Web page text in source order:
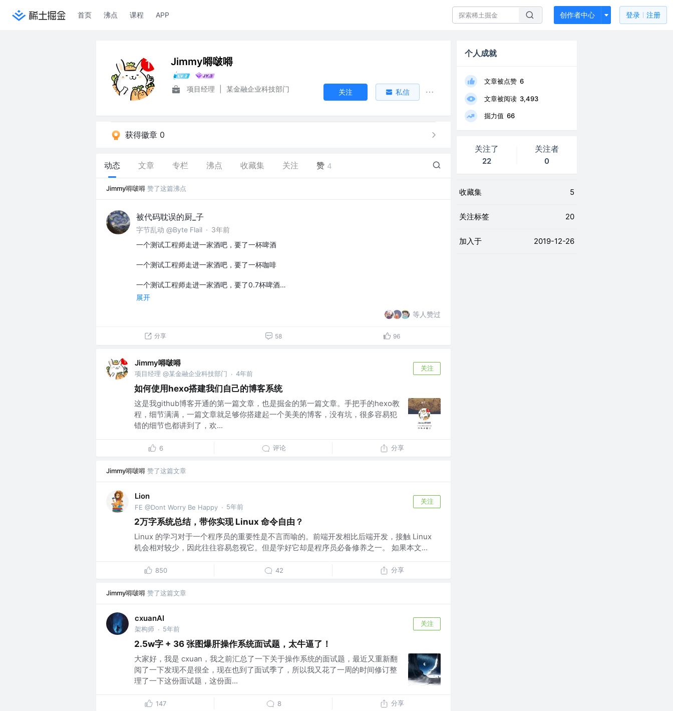
首页 沸点 课程 APP 创作者中心 登录 注册
Jimmy嘚啵嘚
项目经理 某金融企业科技部门 关注 私信
获得徽章 0
动态 文章 专栏 沸点 收藏集 关注 赞 4
Jimmy嘚啵嘚 赞了这篇沸点
被代码耽误的厨_子
字节乱动 @Byte Flail · 3年前
一个测试工程师走进一家酒吧，要了一杯啤酒
一个测试工程师走进一家酒吧，要了一杯咖啡
一个测试工程师走进一家酒吧，要了0.7杯啤酒…
展开
等人赞过
分享 58 96
Jimmy嘚啵嘚
项目经理 @某金融企业科技部门 · 4年前
关注
如何使用hexo搭建我们自己的博客系统
这是我github博客开通的第一篇文章，也是掘金的第一篇文章。手把手的hexo教
程，细节满满，一篇文章就足够你搭建起一个美美的博客，没有坑，很多容易犯
错的细节也都讲到了，欢...
6 评论 分享
Jimmy嘚啵嘚 赞了这篇文章
Lion
FE @Dont Worry Be Happy · 5年前
关注
2万字系统总结，带你实现 Linux 命令自由？
Linux 的学习对于一个程序员的重要性是不言而喻的。前端开发相比后端开发，接触 Linux
机会相对较少，因此往往容易忽视它。但是学好它却是程序员必备修养之一。 如果本文...
850 42 分享
Jimmy嘚啵嘚 赞了这篇文章
cxuanAI
架构师 · 5年前
关注
2.5w字 + 36 张图爆肝操作系统面试题，太牛逼了！
大家好，我是 cxuan，我之前汇总了一下关于操作系统的面试题，最近又重新翻
阅了一下发现不是很全，现在也到了面试季了，所以我又花了一周的时间修订整
理了一下这份面试题，这份面...
147 8 分享
个人成就
文章被点赞 6
文章被阅读 3,493
掘力值 66
关注了
22
关注者
0
收藏集 5
关注标签 20
加入于 2019-12-26